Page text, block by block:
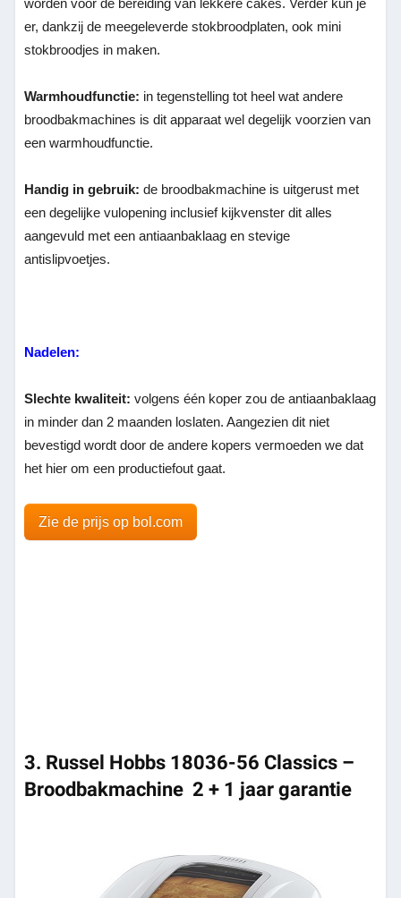
worden voor de bereiding van lekkere cakes. Verder kun je
er, dankzij de meegeleverde stokbroodplaten, ook mini
stokbroodjes in maken.
Warmhoudfunctie: in tegenstelling tot heel wat andere
broodbakmachines is dit apparaat wel degelijk voorzien van
een warmhoudfunctie.
Handig in gebruik: de broodbakmachine is uitgerust met
een degelijke vulopening inclusief kijkvenster dit alles
aangevuld met een antiaanbaklaag en stevige
antislipvoetjes.
Nadelen:
Slechte kwaliteit:volgens één koper zou de antiaanbaklaag
in minder dan 2 maanden loslaten. Aangezien dit niet
bevestigd wordt door de andere kopers vermoeden we dat
het hier om een productiefout gaat.
Zie de prijs op bol.com
3. Russel Hobbs 18036-56 Classics –
Broodbakmachine 2 + 1 jaar garantie